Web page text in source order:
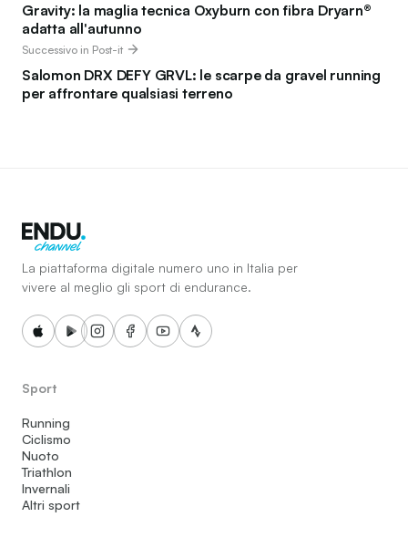
Gravity: la maglia tecnica Oxyburn con fibra Dryarn®
adatta all'autunno
Successivo in Post-it
Salomon DRX DEFY GRVL: le scarpe da gravel running
per affrontare qualsiasi terreno
La piattaforma digitale numero uno in Italia per
vivere al meglio gli sport di endurance.
Sport
Running
Ciclismo
Nuoto
Triathlon
Invernali
Altri sport